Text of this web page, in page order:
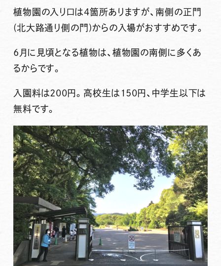
植物園の入り口は4箇所ありますが、南側の正門
(北大路通り側の門)からの入場がおすすめです。
6月に見頃となる植物は、植物園の南側に多くあ
るからです。
入園料は200円。高校生は150円、中学生以下は
無料です。